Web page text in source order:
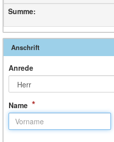
Summe:
Anschrift
Anrede
Name *